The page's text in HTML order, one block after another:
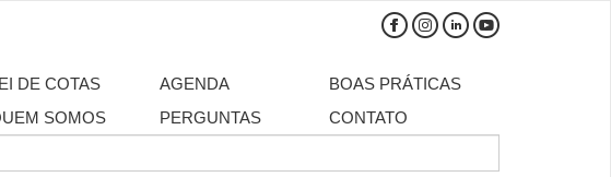
DE COTAS AGENDA
BOAS PRÁTICAS
SOMOS PERGUNTAS CONTATO